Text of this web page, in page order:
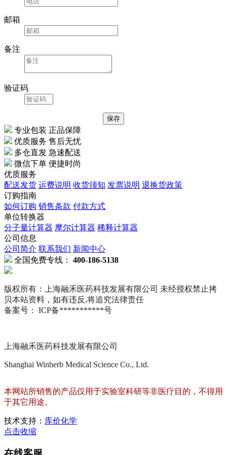
验证码
专业包装 正品保障
优质服务 售后无忧
多仓直发 急速配送
微信下单 便捷时尚
优质服务
配送发货
订购指南
如何订购 销售条款
单位转换器
分子量计算器
公司信息
公司简介 联系我们
新闻中心
版权所有：上海融禾医药科技发展有限公司 未经授权禁止拷
贝本站资料，如有违反,将追究法律责任
上海融禾医药科技发展有限公司
本网站所销售的产品仅用于实验室科研等非医疗目的，不得用
于其它用途。
技术支持：